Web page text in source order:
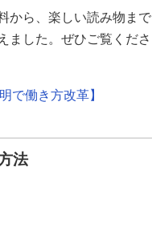
から、楽しい読み物まで
ました。ぜひご覧くださ
で働き方改革】
法